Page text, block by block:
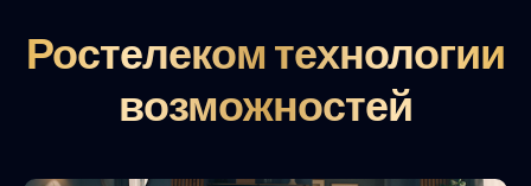
Ростелеком технологии
возможностей